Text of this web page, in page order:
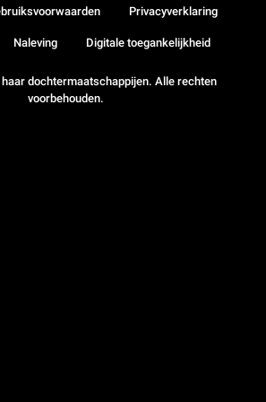
dochtermaatschappijen. Alle rechten
voorbehouden.
Privacyverklaring
Naleving Digitale toegankelijkheid